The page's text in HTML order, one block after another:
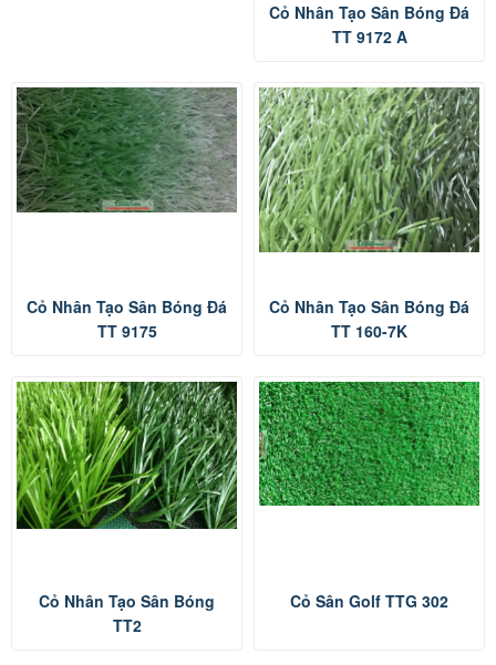
Cỏ Nhân Tạo Sân Bóng Đá
TT 9172 A
Cỏ Nhân Tạo Sân Bóng Đá
TT 9175
Cỏ Nhân Tạo Sân Bóng Đá
TT 160-7K
Cỏ Nhân Tạo Sân Bóng
TT2
Cỏ Sân Golf TTG 302